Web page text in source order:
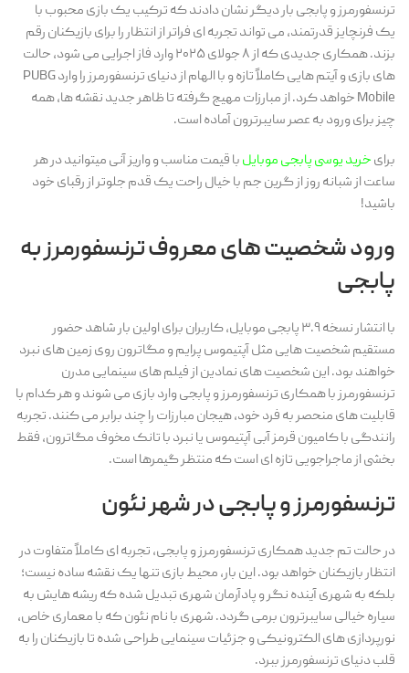
ترنسفورمرز و پابجی بار دیگر نشان دادند که ترکیب یک بازی محبوب با
یک فرنچایز قدرتمند، می تواند تجربه ای فراتر از انتظار را برای بازیکنان رقم
بزند. همکاری جدیدی که از ۸ جولای ۲۰۲۵ وارد فاز اجرایی می شود، حالت
های بازی و آیتم هایی کاملاً تازه و با الهام از دنیای ترنسفورمرز را وارد PUBG
Mobile خواهد کرد. از مبارزات مهیج گرفته تا ظاهر جدید نقشه ها، همه
چیز برای ورود به عصر سایبرترون آماده است.
برایخرید یوسی پابجی موبایلبا قیمت مناسب و واریز آنی میتوانید در هر
ساعت از شبانه روز از گرین جم با خیال راحت یک قدم جلوتر از رقبای خود
باشید!
ورود شخصیت های معروف ترنسفورمرز به
پابجی
با انتشار نسخه ۳.۹ پابجی موبایل، کاربران برای اولین بار شاهد حضور
مستقیم شخصیت هایی مثل آپتیموس پرایم و مگاترون روی زمین های نبرد
خواهند بود. این شخصیت های نمادین از فیلم های سینمایی مدرن
ترنسفورمرز با همکاری ترنسفورمرز و پابجی وارد بازی می شوند و هر کدام با
قابلیت های منحصر به فرد خود، هیجان مبارزات را چند برابر می کنند. تجربه
رانندگی با کامیون قرمز آبی آپتیموس یا نبرد با تانک مخوف مگاترون، فقط
بخشی از ماجراجویی تازه ای است که منتظر گیمرها است.
ترنسفورمرز و پابجی در شهر نئون
در حالت تم جدید همکاری ترنسفورمرز و پابجی، تجربه ای کاملاً متفاوت در
انتظار بازیکنان خواهد بود. این بار، محیط بازی تنها یک نقشه ساده نیست؛
بلکه به شهری آینده نگر و پادآرمان شهری تبدیل شده که ریشه هایش به
سیاره خیالی سایبرترون برمی گردد. شهری با نام نئون که با معماری خاص،
نورپردازی های الکترونیکی و جزئیات سینمایی طراحی شده تا بازیکنان را به
قلب دنیای ترنسفورمرز ببرد.